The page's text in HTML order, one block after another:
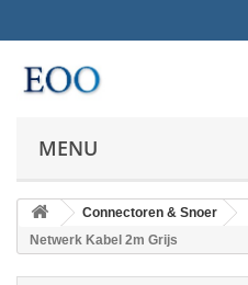
MENU
Connectoren & Snoer
Netwerk Kabel 2m Grijs